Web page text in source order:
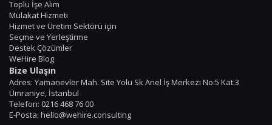
Toplu İşe Alım
Mülakat Hizmeti
Hizmet ve Üretim Sektörü için
Seçme ve Yerleştirme
Destek Çözümler
WeHire Blog
Bize Ulaşın
Adres: Yamanevler Mah. Site Yolu Sk Anel İş Merkezi No:5 Kat:3
Ümraniye, İstanbul
Telefon: 0216 468 76 00
E-Posta: hello@wehire.consulting